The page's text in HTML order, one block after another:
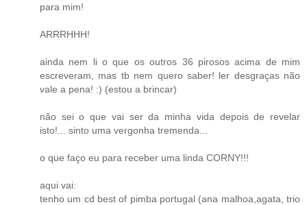
para mim!
ARRRHHH!
ainda nem li o que os outros 36 pirosos acima de mim
escreveram, mas tb nem quero saber! ler desgraças não
vale a pena! :) (estou a brincar)
não sei o que vai ser da minha vida depois de revelar
isto!... sinto uma vergonha tremenda...
o que faço eu para receber uma linda CORNY!!!
aqui vai:
tenho um cd best of pimba portugal (ana malhoa,agata, trio